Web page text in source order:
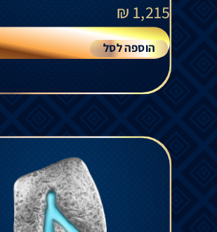
1,215
₪
הוספה לסל